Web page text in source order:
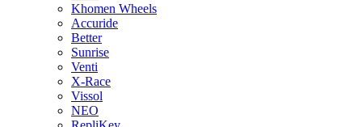
Khomen Wheels
Accuride
Better
Sunrise
Venti
X-Race
Vissol
NEO